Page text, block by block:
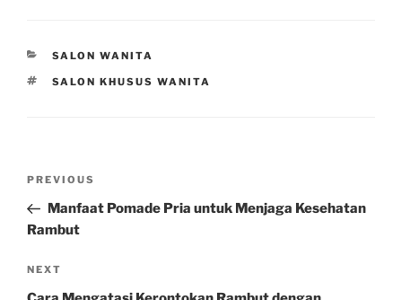
CATEGORIES
SALON WANITA
TAGS
SALON KHUSUS WANITA
Previous
Post
PREVIOUS
Manfaat Pomade Pria untuk Menjaga Kesehatan
Rambut
Next
Post
NEXT